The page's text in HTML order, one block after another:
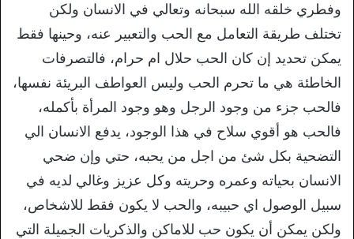
وفطري خلقه الله سبحانه وتعالي في الانسان ولكن
تختلف طريقة التعامل مع الحب والتعبير عنه، وحينها فقط
يمكن تحديد إن كان الحب حلال ام حرام، فالتصرفات
الخاطئة هي ما تحرم الحب وليس العواطف البريئة نفسها،
فالحب جزء من وجود الرجل وهو وجود المرأة بأكمله،
فالحب هو أقوي سلاح في هذا الوجود، يدفع الانسان الي
التضحية بكل شئ من اجل من يحبه، حتي وإن ضحي
الانسان بحياته وعمره وحريته وكل عزيز وغالي لديه في
سبيل الوصول اي حبيبه، والحب لا يكون فقط للاشخاص،
ولكن يمكن أن يكون حب للاماكن والذكريات الجميلة التي